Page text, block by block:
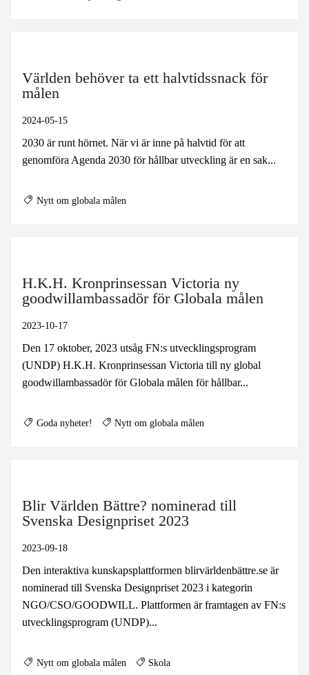
Världen behöver ta ett halvtidssnack för
målen
2024-05-15
2030 är runt hörnet. När vi är inne på halvtid för att
genomföra Agenda 2030 för hållbar utveckling är en sak...
Nytt om globala målen
H.K.H. Kronprinsessan Victoria ny
goodwillambassadör för Globala målen
2023-10-17
Den 17 oktober, 2023 utsåg FN:s utvecklingsprogram
(UNDP) H.K.H. Kronprinsessan Victoria till ny global
goodwillambassadör för Globala målen för hållbar...
Goda nyheter! Nytt om globala målen
Blir Världen Bättre? nominerad till
Svenska Designpriset 2023
2023-09-18
Den interaktiva kunskapsplattformen blirvärldenbättre.se är
nominerad till Svenska Designpriset 2023 i kategorin
NGO/CSO/GOODWILL. Plattformen är framtagen av FN:s
utvecklingsprogram (UNDP)...
Nytt om globala målen Skola